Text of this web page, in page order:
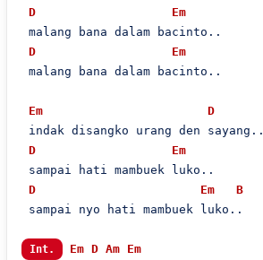
D
Em
malang bana dalam bacinto..
D
Em
malang bana dalam bacinto..
Em
D
indak disangko urang den sayang..
D
Em
sampai hati mambuek luko..
D
Em
B
sampai nyo hati mambuek luko..
Int. Em D Am
Em